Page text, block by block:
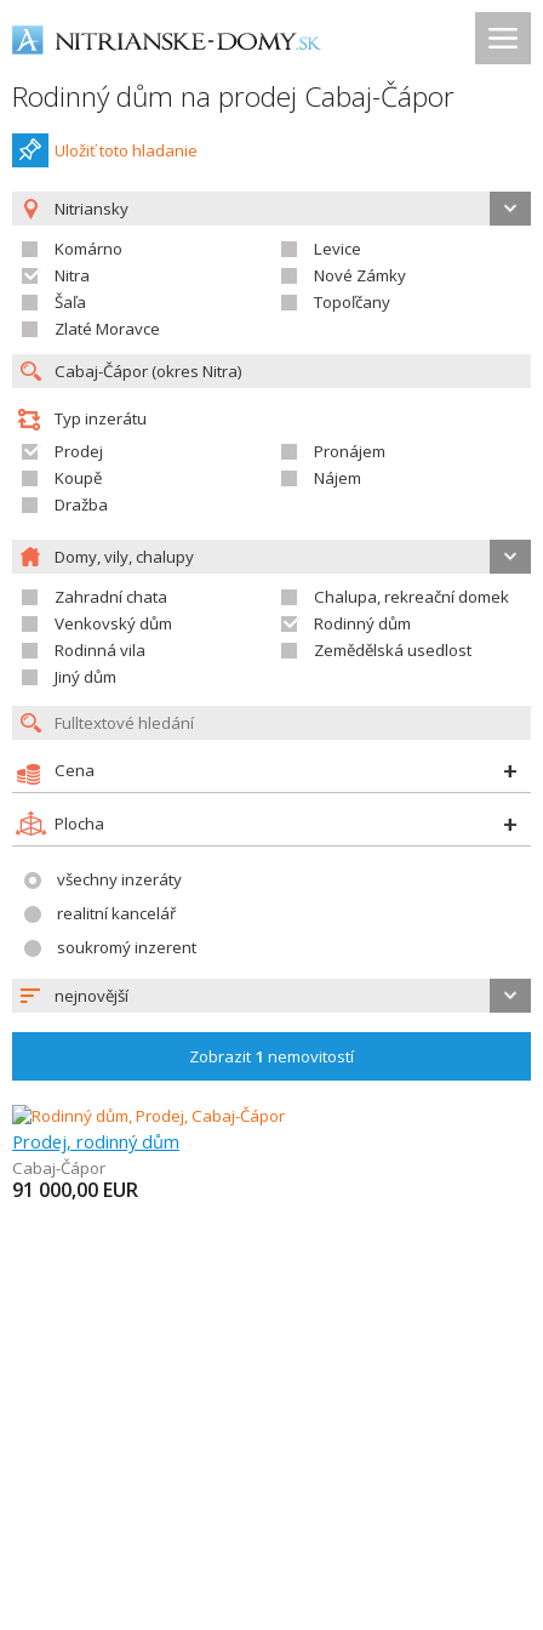
Rodinný dům na prodej Cabaj-Čápor
Uložiť toto hladanie
Nitriansky
Komárno
Levice
Nitra
Nové Zámky
Šaľa
Topoľčany
Zlaté Moravce
Typ inzerátu
Prodej
Pronájem
Koupě
Nájem
Dražba
Domy, vily, chalupy
Zahradní chata
Chalupa, rekreační domek
Venkovský dům
Rodinný dům
Rodinná vila
Zemědělská usedlost
Jiný dům
Cena
Plocha
všechny inzeráty
realitní kancelář
soukromý inzerent
nejnovější
Zobrazit 1 nemovitostí
Prodej, rodinný dům
Cabaj-Čápor
91 000,00 EUR